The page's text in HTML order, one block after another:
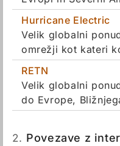
Hurricane Electric
Velik globalni
omrežji kot kateri
RETN
Velik globalni
do Evrope,
2. Povezave z